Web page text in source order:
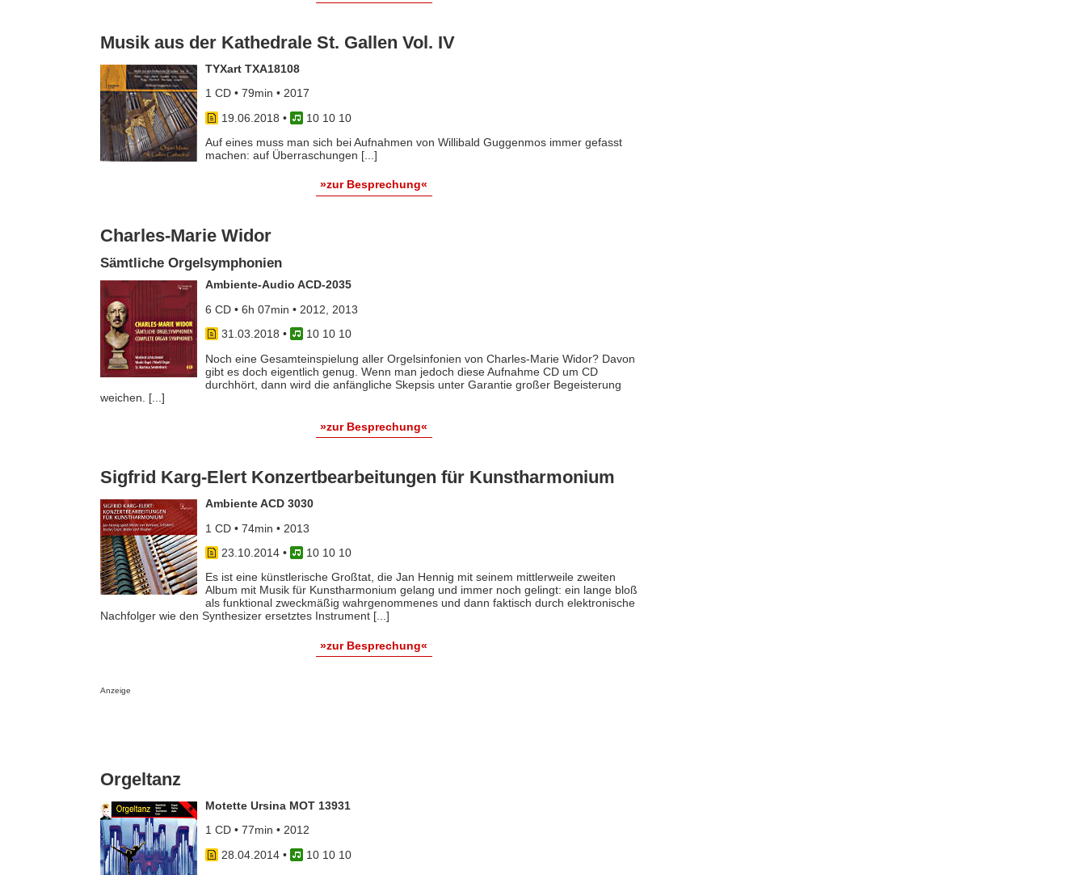
Musik aus der Kathedrale St. Gallen Vol. IV
TYXart TXA18108
1 CD • 79min • 2017
19.06.2018 •
10 10 10
Auf eines muss man sich bei Aufnahmen von Willibald Guggenmos immer gefasst
machen: auf Überraschungen [...]
»zur Besprechung«
Charles-Marie Widor
Sämtliche Orgelsymphonien
Ambiente-Audio ACD-2035
6 CD • 6h 07min • 2012, 2013
31.03.2018 •
10 10 10
Noch eine Gesamteinspielung aller Orgelsinfonien von Charles-Marie Widor? Davon
gibt es doch eigentlich genug. Wenn man jedoch diese Aufnahme CD um CD
durchhört, dann wird die anfängliche Skepsis unter Garantie großer Begeisterung
weichen. [...]
»zur Besprechung«
Sigfrid Karg-Elert Konzertbearbeitungen für Kunstharmonium
Ambiente ACD 3030
1 CD • 74min • 2013
23.10.2014•
10 10 10
Es ist eine künstlerische Großtat, die Jan Hennig mit seinem mittlerweile zweiten
Album mit Musik für Kunstharmonium gelang und immer noch gelingt: ein lange bloß
als funktional zweckmäßig wahrgenommenes und dann faktisch durch elektronische
Nachfolger wie den Synthesizer ersetztes Instrument [...]
»zur Besprechung«
Anzeige
Orgeltanz
Motette Ursina MOT 13931
1 CD • 77min • 2012
28.04.2014•
10 10 10